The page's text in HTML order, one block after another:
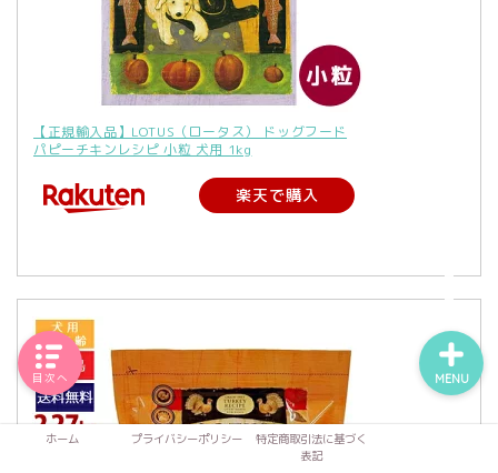
【正規輸入品】LOTUS（ロータス） ドッグフード
パピーチキンレシピ 小粒 犬用 1kg
楽天で購入
ホーム プライバシーポリシー
特定商取引法に基づく
表記
MENU
目次へ